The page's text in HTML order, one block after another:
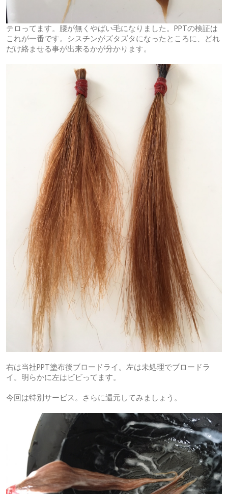
テロってます。腰が無くやばい毛になりました。PPTの検証は
これが一番です。シスチンがズタズタになったところに、どれ
だけ絡ませる事が出来るかが分かります。
右は当社PPT塗布後ブロードライ。左は未処理でブロードラ
イ。明らかに左はビビってます。
今回は特別サービス。さらに還元してみましょう。